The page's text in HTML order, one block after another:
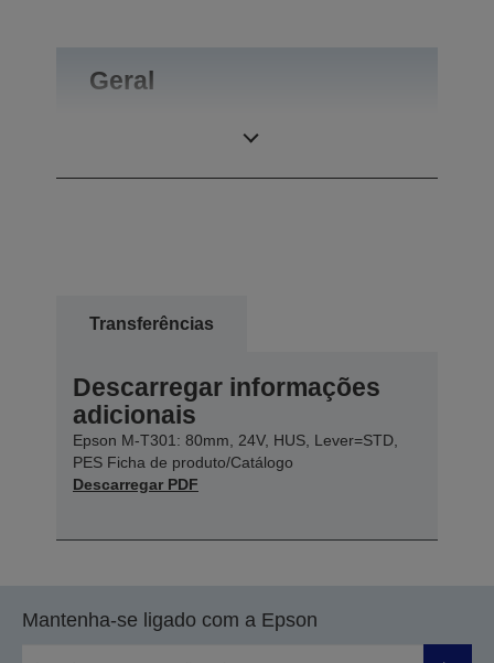
Geral
Transferências
Descarregar informações
adicionais
Epson M-T301: 80mm, 24V, HUS, Lever=STD,
PES Ficha de produto/Catálogo
Descarregar PDF
Mantenha-se ligado com a Epson